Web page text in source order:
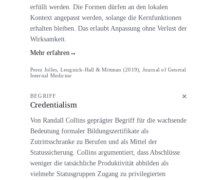
erfüllt werden. Die Formen dürfen an den lokalen
Kontext angepasst werden, solange die Kernfunktionen
erhalten bleiben. Das erlaubt Anpassung ohne Verlust der
Wirksamkeit.
Mehr erfahren →
Perez Jolles, Lengnick-Hall & Mittman (2019), Journal of General
Internal Medicine
BEGRIFF
Credentialism
Von Randall Collins geprägter Begriff für die wachsende
Bedeutung formaler Bildungszertifikate als
Zutrittsschranke zu Berufen und als Mittel der
Statussicherung. Collins argumentiert, dass Abschlüsse
weniger die tatsächliche Produktivität abbilden als
vielmehr Statusgruppen Zugang zu privilegierten